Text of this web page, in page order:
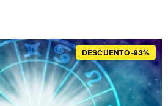
DESCUENTO -93%